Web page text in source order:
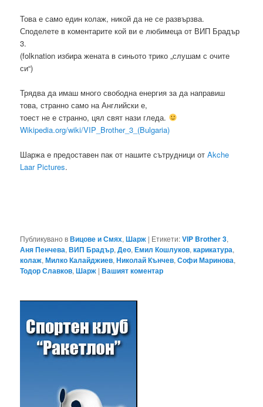
Това е само един колаж, никой да не се развързва.
Споделете в коментарите кой ви е любимеца от ВИП Брадър
3.
(folknation избира жената в синьото трико „слушам с очите
си“)
Трядва да имаш много свободна енергия за да направиш
това, странно само на Английски е,
тоест не е странно, цял свят нази гледа.
Wikipedia.org/wiki/VIP_Brother_3_(Bulgaria)
Шаржа е предоставен пак от нашите сътрудници отAkche
Laar Pictures.
Публикувано вВицове и Смях,Шарж | Етикети:VIP Brother 3,
Аня Пенчева,ВИП Брадър,Део,Емил Кошлуков,карикатура,
колаж,Милко Калайджиев,Николай Кънчев,Софи Маринова,
Тодор Славков,Шарж |Вашият коментар